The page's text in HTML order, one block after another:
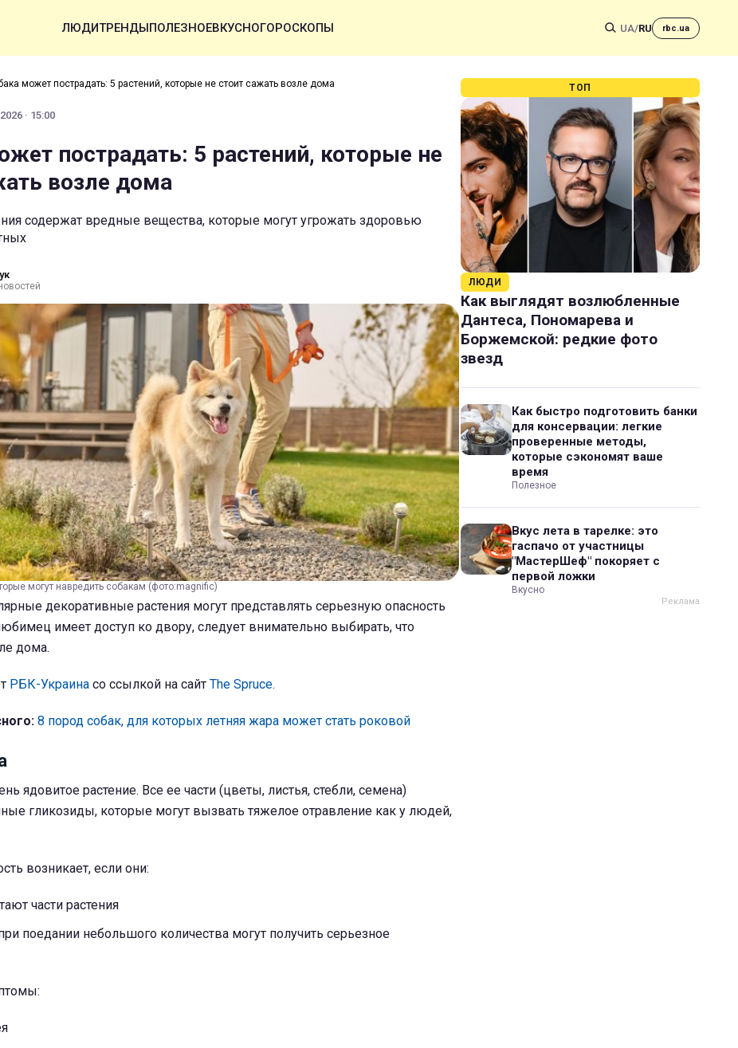
ЛЮДИТРЕНДЫПОЛЕЗНОЕВКУСНОГОРОСКОПЫ UA/RU rbc.ua
может пострадать: 5 растений, которые не стоит сажать возле дома
· 15:00
пострадать: 5 растений, которые не
возле дома
содержат вредные вещества, которые могут угрожать здоровью
могут навредить собакам (фото:magnific)
декоративные растения могут представлять серьезную опасность
имеет доступ ко двору, следует внимательно выбирать, что
дома.
РБК-Украина со ссылкой на сайт The Spruce.
8 пород собак, для которых летняя жара может стать роковой
ядовитое растение. Все ее части (цветы, листья, стебли, семена)
гликозиды, которые могут вызвать тяжелое отравление как у людей,
возникает, если они:
части растения
поедании небольшого количества могут получить серьезное
ТОП
ЛЮДИ
Как выглядят возлюбленные
Дантеса, Пономарева и
Боржемской: редкие фото
звезд
Как быстро подготовить банки
для консервации: легкие
проверенные методы,
которые сэкономят ваше
время
Полезное
Вкус лета в тарелке: это
гаспачо от участницы
"МастерШеф" покоряет с
первой ложки
Вкусно